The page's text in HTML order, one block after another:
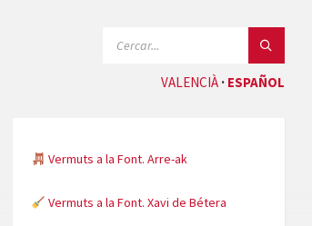
VALENCIÀ ESPAÑOL
Vermuts a la Font. Arre-ak
Vermuts a la Font. Xavi de Bétera